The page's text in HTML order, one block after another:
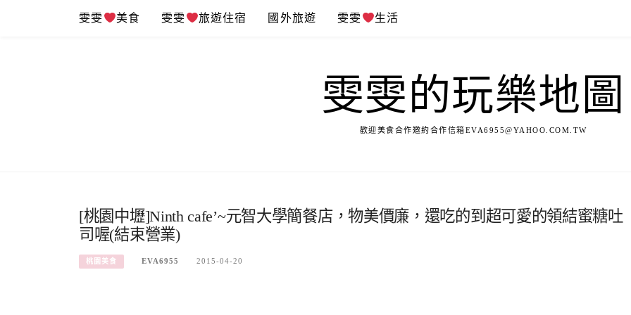
雯雯 美食 雯雯 旅遊住宿 國外旅遊 雯雯 生活
雯雯的玩樂地圖
歡迎美食合作邀約合作信箱EVA6955@YAHOO.COM.TW
[桃園中壢]Ninth cafe’~元智大學簡餐店，物美價廉，還吃的到超可愛的領結蜜糖吐
司喔(結束營業)
桃園美食 EVA6955 2015-04-20